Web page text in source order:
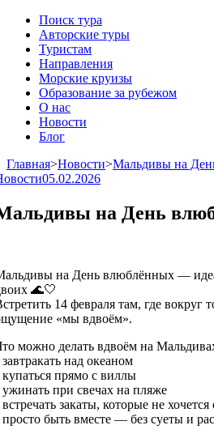
Поиск тура
Авторские туры
Туристам
Направления
Морские круизы
Образование за рубежом
О нас
Новости
Блог
Главная>Новости>Мальдивы на
05.02.2026
на День
на День влюблённых —
🌊🤍
14 февраля там, где вокруг
«мы вдвоём».
можно делать вдвоём на
завтракать над океаном
купаться прямо с виллы
ужинать при свечах на пляже
встречать закаты, которые не хочется
просто быть вместе — без суеты и